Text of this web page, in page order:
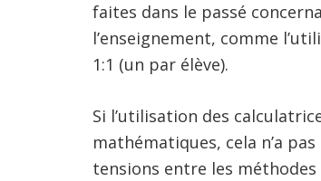
faites dans le passé
l’enseignement, comme
1:1 (un par élève).
Si l’utilisation des
mathématiques, cela n’a
tensions entre les méthodes